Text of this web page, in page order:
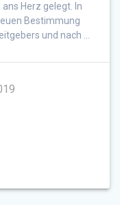
Herz gelegt. In
Bestimmung
und nach …